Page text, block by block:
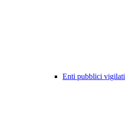
Enti pubblici vigilati